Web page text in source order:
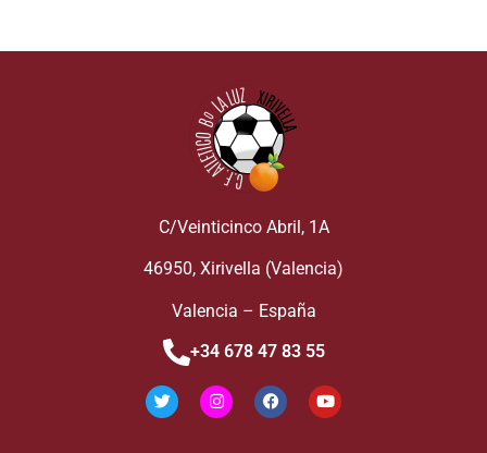
C/Veinticinco Abril, 1A
46950, Xirivella (Valencia)
Valencia – España
+34 678 47 83 55